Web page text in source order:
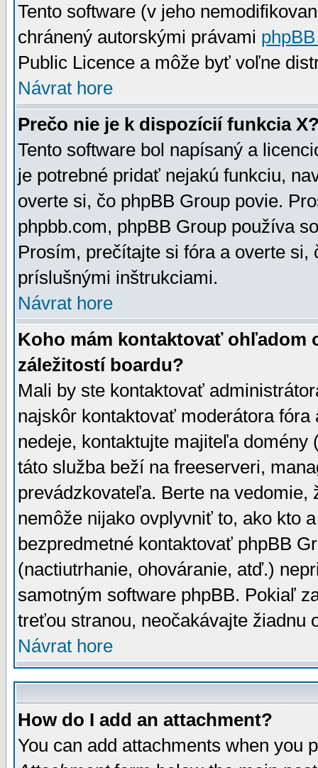
Tento software (v jeho
chránený autorskými právami
Public Licence a môže byť voľne
Návrat hore
Prečo nie je k dispozícií funkcia
Tento software bol napísaný a
je potrebné pridať nejakú funkciu,
overte si, čo phpBB Group povie.
phpbb.com, phpBB Group používa
Prosím, prečítajte si fóra a overte
príslušnými inštrukciami.
Návrat hore
Koho mám kontaktovať ohľadom
záležitostí boardu?
Mali by ste kontaktovať
najskôr kontaktovať moderátora
nedeje, kontaktujte majiteľa
táto služba beží na freeserveri,
prevádzkovateľa. Berte na
nemôže nijako ovplyvniť to, ako kto
bezpredmetné kontaktovať phpBB
(nactiutrhanie, ohováranie, atď.)
samotným software phpBB. Pokiaľ
treťou stranou, neočakávajte žiadnu
Návrat hore
How do I add an attachment?
You can add attachments when you